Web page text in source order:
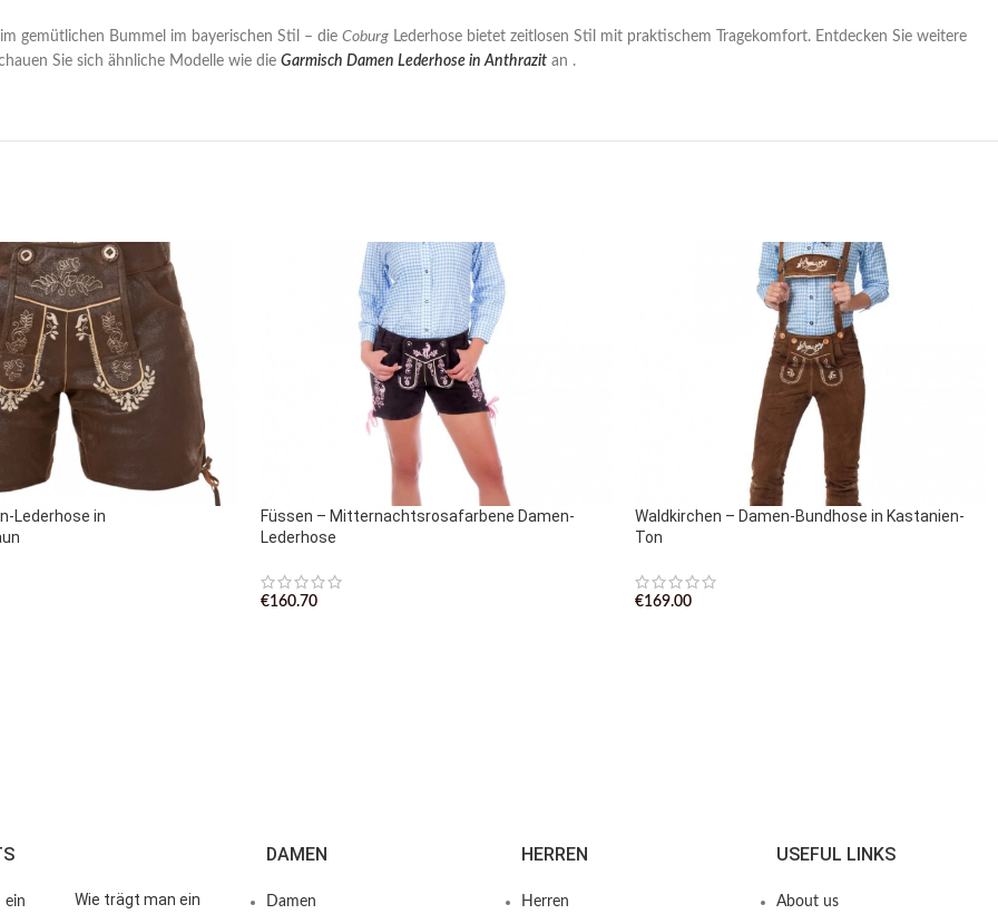
gemütlichen Bummel im bayerischen Stil – die Coburg Lederhose bietet zeitlosen Stil mit praktischem Tragekomfort. Entdecken Sie weitere
Sie sich ähnliche Modelle wie die Garmisch Damen Lederhose in Anthrazit an .
Lederhose in
Füssen – Mitternachtsrosafarbene Damen-
Lederhose
€160.70
Waldkirchen – Damen-Bundhose in Kastanien-
Ton
€169.00
Wie trägt man ein
DAMEN
Damen
HERREN
Herren
USEFUL LINKS
About us